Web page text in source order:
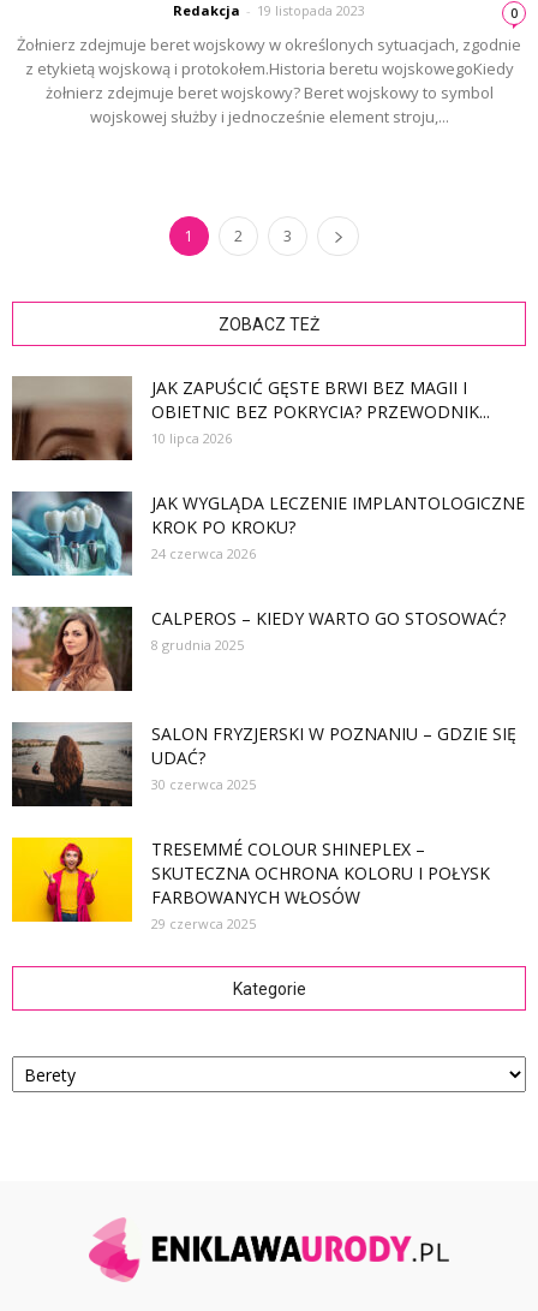
Redakcja - 19 listopada 2023 0
Żołnierz zdejmuje beret wojskowy w określonych sytuacjach, zgodnie
z etykietą wojskową i protokołem.Historia beretu wojskowegoKiedy
żołnierz zdejmuje beret wojskowy? Beret wojskowy to symbol
wojskowej służby i jednocześnie element stroju,...
1 2 3
ZOBACZ TEŻ
JAK ZAPUŚCIĆ GĘSTE BRWI BEZ MAGII I
OBIETNIC BEZ POKRYCIA? PRZEWODNIK...
10 lipca 2026
JAK WYGLĄDA LECZENIE IMPLANTOLOGICZNE
KROK PO KROKU?
24 czerwca 2026
CALPEROS – KIEDY WARTO GO STOSOWAĆ?
8 grudnia 2025
SALON FRYZJERSKI W POZNANIU – GDZIE SIĘ
UDAĆ?
30 czerwca 2025
TRESEMMÉ COLOUR SHINEPLEX –
SKUTECZNA OCHRONA KOLORU I POŁYSK
FARBOWANYCH WŁOSÓW
29 czerwca 2025
Kategorie
Kategorie